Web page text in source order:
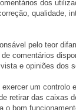
dos
qualidade,
pelo teor
comentários
e opiniões dos
um controlo
retirar das caixas
o bom